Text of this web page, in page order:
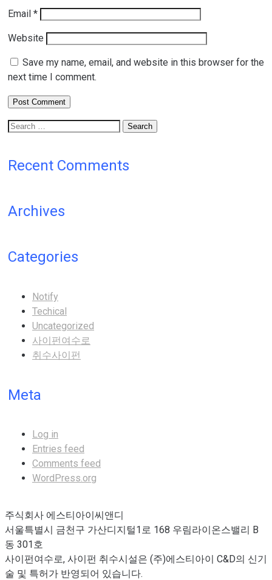
Email *
Website
Save my name, email, and website in this browser for the
next time I comment.
Search
Recent Comments
Archives
Categories
Notify
Techical
Uncategorized
사이펀여수로
취수사이펀
Meta
Log in
Entries feed
Comments feed
WordPress.org
주식회사 에스티아이씨앤디
서울특별시 금천구 가산디지털1로 168 우림라이온스밸리 B
동 301호
사이펀여수로, 사이펀 취수시설은 (주)에스티아이 C&D의 신기
술 및 특허가 반영되어 있습니다.